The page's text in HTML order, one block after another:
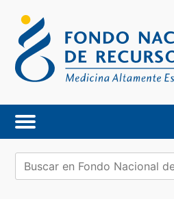
content
Buscar: